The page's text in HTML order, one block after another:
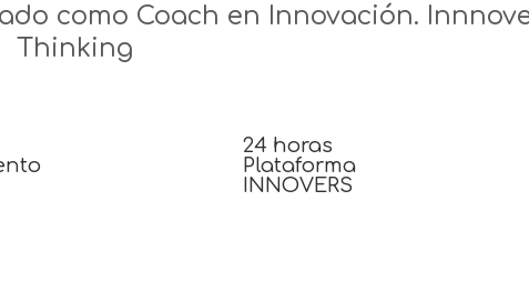
como Coach en Innovación.
Thinking
24 horas
Plataforma
INNOVERS